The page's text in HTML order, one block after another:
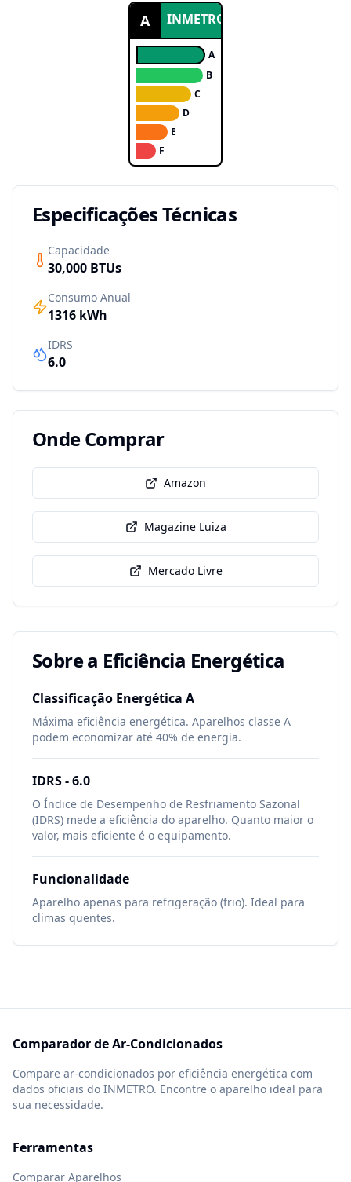
A INMETRO
A
B
C
D
E
F
Especificações Técnicas
Capacidade
30,000 BTUs
Consumo Anual
1316 kWh
IDRS
6.0
Onde Comprar
Amazon
Magazine Luiza
Mercado Livre
Sobre a Eficiência Energética
Classificação Energética A
Máxima eficiência energética. Aparelhos classe A
podem economizar até 40% de energia.
IDRS -6.0
O Índice de Desempenho de Resfriamento Sazonal
(IDRS) mede a eficiência do aparelho. Quanto maior o
valor, mais eficiente é o equipamento.
Funcionalidade
Aparelho apenas para refrigeração (frio). Ideal para
climas quentes.
Comparador de Ar-Condicionados
Compare ar-condicionados por eficiência energética com
dados oficiais do INMETRO. Encontre o aparelho ideal para
sua necessidade.
Ferramentas
Comparar Aparelhos